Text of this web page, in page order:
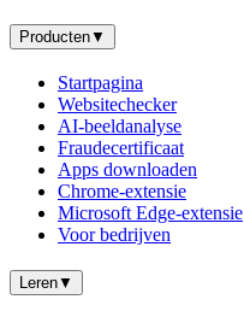
Producten▼
Startpagina
Websitechecker
AI-beeldanalyse
Fraudecertificaat
Apps downloaden
Chrome-extensie
Microsoft Edge-extensie
Voor bedrijven
Leren▼